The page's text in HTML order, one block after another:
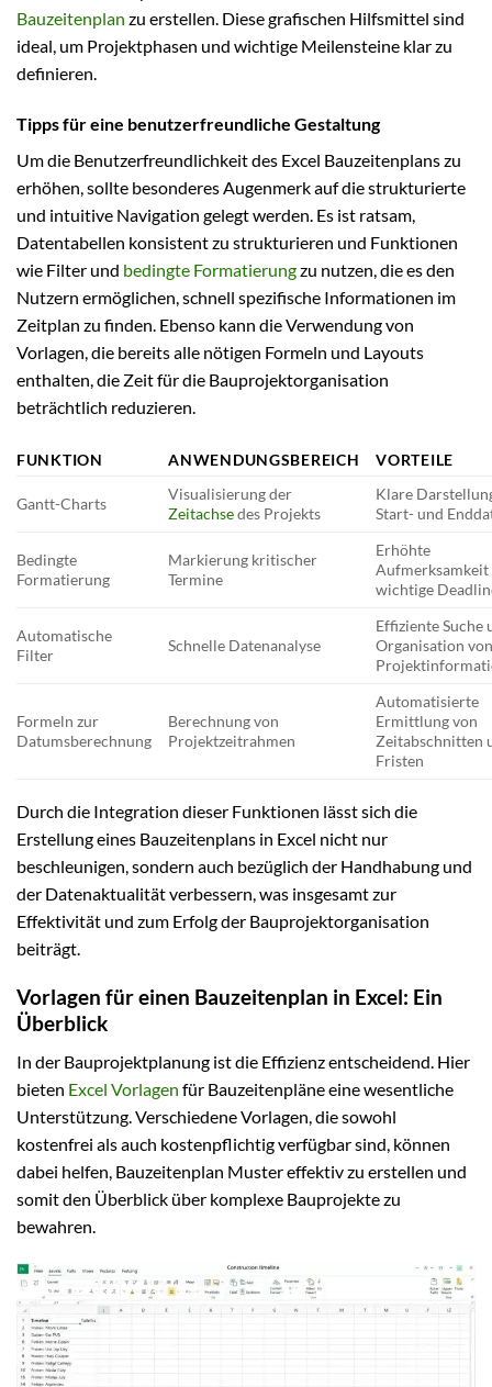
Bauzeitenplan zu erstellen. Diese grafischen Hilfsmittel sind
ideal, um Projektphasen und wichtige Meilensteine klar zu
definieren.
Tipps für eine benutzerfreundliche Gestaltung
Um die Benutzerfreundlichkeit des Excel Bauzeitenplans zu
erhöhen, sollte besonderes Augenmerk auf die strukturierte
und intuitive Navigation gelegt werden. Es ist ratsam,
Datentabellen konsistent zu strukturieren und Funktionen
wie Filter und bedingte Formatierungzu nutzen, die es den
Nutzern ermöglichen, schnell spezifische Informationen im
Zeitplan zu finden. Ebenso kann die Verwendung von
Vorlagen, die bereits alle nötigen Formeln und Layouts
enthalten, die Zeit für die Bauprojektorganisation
beträchtlich reduzieren.
FUNKTION ANWENDUNGSBEREICH VORTEILE
Gantt-Charts
Visualisierung der
Zeitachsedes Projekts
Klare
Start- und
Bedingte
Formatierung
Markierung kritischer
Termine
Erhöhte
Aufmerksamkeit
wichtige
Automatische
Filter
Schnelle Datenanalyse
Effiziente Suche
Organisation
Formeln zur
Datumsberechnung
Berechnung von
Projektzeitrahmen
Automatisierte
Ermittlung von
Zeitabschnitten
Fristen
Durch die Integration dieser Funktionen lässt sich die
Erstellung eines Bauzeitenplans in Excel nicht nur
beschleunigen, sondern auch bezüglich der Handhabung und
der Datenaktualität verbessern, was insgesamt zur
Effektivität und zum Erfolg der Bauprojektorganisation
beiträgt.
Vorlagen für einen Bauzeitenplan in Excel: Ein
Überblick
In der Bauprojektplanung ist die Effizienz entscheidend. Hier
bieten Excel Vorlagen für Bauzeitenpläne eine wesentliche
Unterstützung. Verschiedene Vorlagen, die sowohl
kostenfrei als auch kostenpflichtig verfügbar sind, können
dabei helfen, Bauzeitenplan Muster effektiv zu erstellen und
somit den Überblick über komplexe Bauprojekte zu
bewahren.